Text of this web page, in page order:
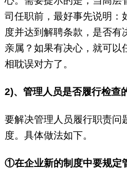
司任职前，最好事先说明：
度并达到解聘条款，是否有
亲属？如果有决心，就可以
相耽误对方了。
2)、管理人员是否履行检查
要解决管理人员履行职责问
度。具体做法如下。
①在企业新的制度中要规定